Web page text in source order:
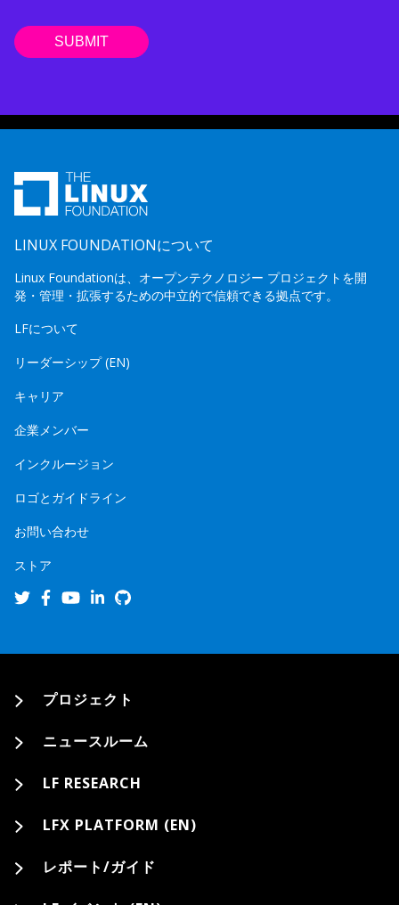
LINUX FOUNDATIONについて
Linux Foundationは、オープンテクノロジー プロジェクトを開
発・管理・拡張するための中立的で信頼できる拠点です。
LFについて
リーダーシップ (EN)
キャリア
企業メンバー
インクルージョン
ロゴとガイドライン
お問い合わせ
ストア
プロジェクト
ニュースルーム
LF RESEARCH
LFX PLATFORM (EN)
レポート/ガイド